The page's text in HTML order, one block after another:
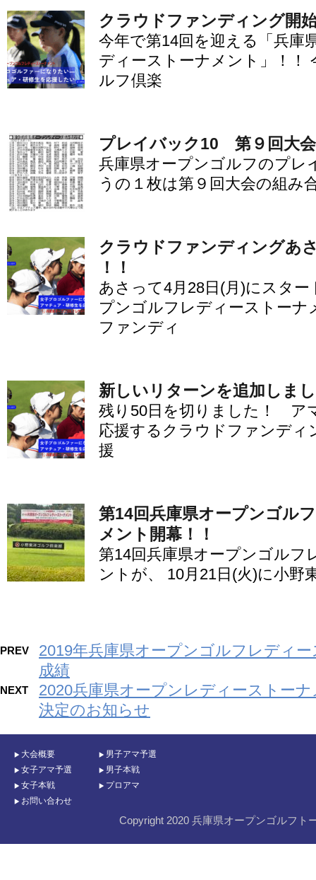
クラウドファンディング開
今年で第14回を迎える「兵庫
ディーストーナメント」！！
ルフ倶楽
プレイバック10 第９回大
兵庫県オープンゴルフのプレ
うの１枚は第９回大会の組み
クラウドファンディングあ
！！
あさって4月28日(月)にスタ
プンゴルフレディーストーナ
ファンディ
新しいリターンを追加しま
残り50日を切りました！ ア
応援するクラウドファンディ
援
第14回兵庫県オープンゴル
メント開幕！！
第14回兵庫県オープンゴルフ
ントが、 10月21日(火)に小野
PREV
2019年兵庫県オープンゴルフレディ
成績
NEXT
2020兵庫県オープンレディーストー
決定のお知らせ
大会概要
男子アマ予選
女子アマ予選
男子本戦
女子本戦
プロアマ
お問い合わせ
Copyright 2020 兵庫県オープンゴルフト